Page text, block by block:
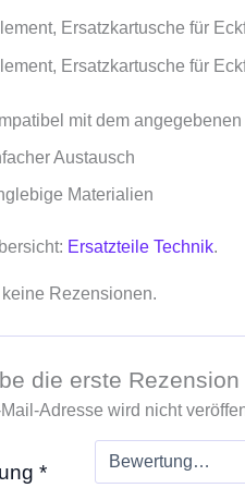
Ersatzkartusche für
Ersatzkartusche für
mit dem angegebenen
Austausch
Materialien
Ersatzteile Technik.
Rezensionen.
die erste
Adresse wird nicht
*